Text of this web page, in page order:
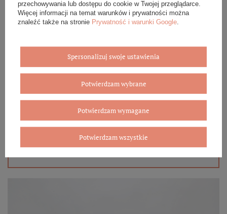
Eleganckie opakowanie gratis
Biżuterię i zegarki zakupione w sklepie internetowym
BOVEM otrzymasz jako gotowy do wręczenia upominek. Do
ekologicznej oraz elegancką torebkę. Rozmiary i wzory
mogą się różnić ze względu na wybrany asortyment.
przechowywania lub dostępu do cookie w Twojej przeglądarce.
Więcej informacji na temat warunków i prywatności można
znaleźć także na stronie Prywatność i warunki Google
Spersonalizuj swoje ustawienia
Potwierdzam wybrane
Potwierdzam wymagane
Potwierdzam wszystkie